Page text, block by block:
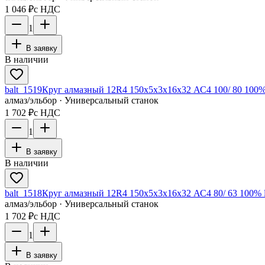
1 046 ₽с НДС
1
В заявку
В наличии
balt_1519Круг алмазный 12R4 150х5х3х16х32 АС4 100/ 80
алмаз/эльбор · Универсальный станок
1 702 ₽с НДС
1
В заявку
В наличии
balt_1518Круг алмазный 12R4 150х5х3х16х32 АС4 80/ 63 100%
алмаз/эльбор · Универсальный станок
1 702 ₽с НДС
1
В заявку